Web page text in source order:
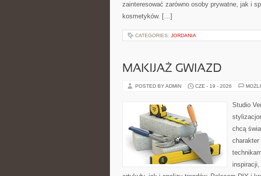
zainteresować zarówno osoby prywatne, jak i
kosmetyków. […]
CATEGORIES: JORDANIA
MAKIJAŻ GWIAZD
POSTED BY ADMIN CZE - 19 - 2026
Studio
chcą
charakter